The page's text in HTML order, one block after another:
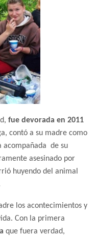
fue devorada en 2011
contó a su madre como
acompañada de su
asesinado por
huyendo del animal
los acontecimientos y
Con la primera
que fuera verdad,